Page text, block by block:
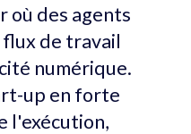
où des agents
de travail
numérique.
up en forte
l'exécution,